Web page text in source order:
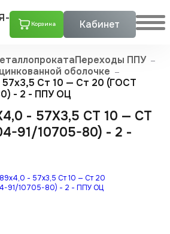
Корзина Кабинет
Переходы ППУ
оболочке
Ст 10 — Ст 20 (ГОСТ
- 2 - ППУ ОЦ
- 57X3,5 СТ 10 — СТ
91/10705-80) - 2 -